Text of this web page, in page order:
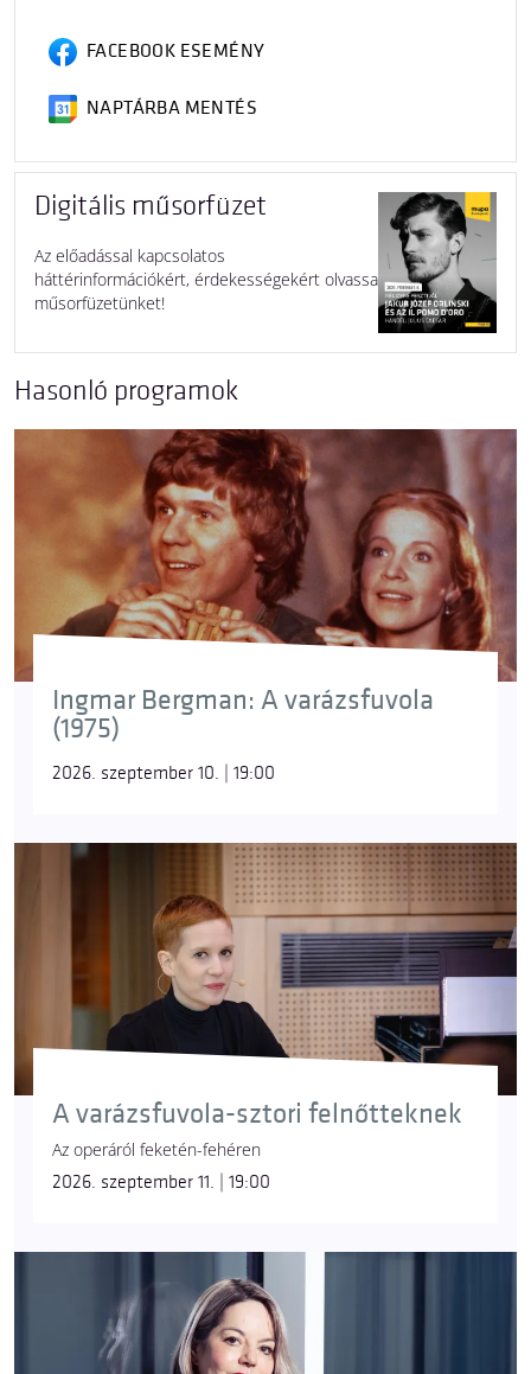
FACEBOOK ESEMÉNY
NAPTÁRBA MENTÉS
Digitális műsorfüzet
Az előadással kapcsolatos
háttérinformációkért, érdekességekért olvassa
műsorfüzetünket!
Hasonló programok
Ingmar Bergman: A varázsfuvola
(1975)
2026. szeptember 10. | 19:00
A varázsfuvola-sztori felnőtteknek
Az operáról feketén-fehéren
2026. szeptember 11. | 19:00